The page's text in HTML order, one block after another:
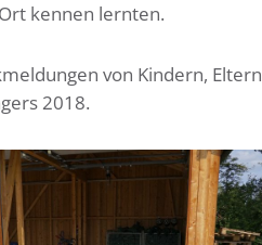
kennen lernten.
von Kindern,
2018.